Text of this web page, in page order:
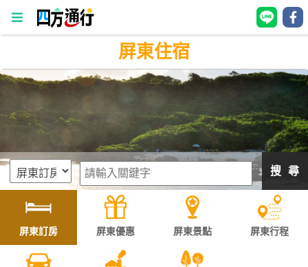
四
方
行
房
灣
訂
房
屏東住宿
搜 尋
屏東訂房 屏東優惠 屏東景點 屏東行程